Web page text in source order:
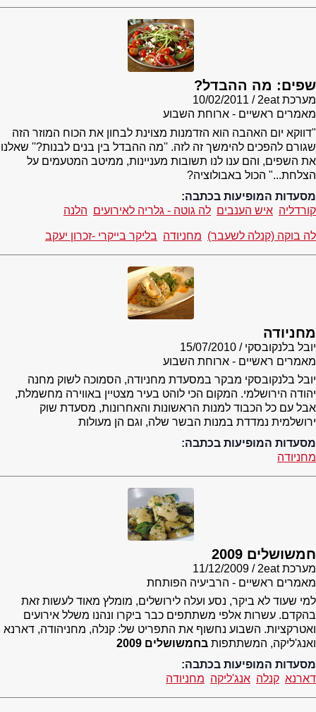
שפים: מה ההבדל?
מערכת 2eat
10/02/2011
מאמרים ראשיים - ארוחת השבוע
"דווקא יום האהבה הוא הזדמנות מצוינת לבחון את הכוח המוזר הזה
שגורם להפכים להימשך זה לזה. ''מה ההבדל בין בנים לבנות?'' שאלנו
את השפים, והם ענו לנו תשובות מעניינות, ממיטב המטעמים על
הצלחת..." הכול באבולוציה?
מסעדות המופיעות בכתבה:
קורדליה איש הענבים לה גוטה - גלריה לאירועים הלנה
לה בוקה (קנלה לשעבר) מחניודה בליקר בייקרי -זכרון יעקב
מחניודה
יובל בלנקובסקי
15/07/2010
מאמרים ראשיים - ארוחת השבוע
יובל בלנקובסקי מבקר במסעדת מחניודה, הסמוכה לשוק מחנה
יהודה הירושלמי. המקום הכי לוהט בעיר מצטיין באווירה מחשמלת,
אבל עם כל הכבוד למנות הראשונות והאחרונות, מסעדת שוק
ירושלמית נמדדת במנות הבשר שלה, וגם הן מעולות
מסעדות המופיעות בכתבה:
מחניודה
חמשושלים 2009
מערכת 2eat
11/12/2009
מאמרים ראשיים - הרביעיה הפותחת
למי שעוד לא ביקר, נסע ועלה לירושלים, מומלץ מאוד לעשות זאת
בהקדם. עשרות אלפי משתתפים כבר ביקרו ונהנו משלל אירועים
ואטרקציות. השבוע נחשוף את התפריט של: קנלה, מחניהודה, דארנא
ואנג'ליקה, המשתתפות בחמשושלים 2009
מסעדות המופיעות בכתבה:
דארנא קנלה אנג'ליקה מחניודה